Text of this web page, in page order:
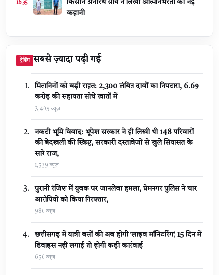
16:35
किसान अनारथ साय ने लिखी आत्मनिर्भरता की नई
कहानी
ट्रेंडिंग सबसे ज़्यादा पढ़ी गई
मितानिनों को बड़ी राहत: 2,300 लंबित दावों का निपटारा, ₹6.69
करोड़ की सहायता सीधे खातों में
3,405 व्यूज़
नकटी भूमि विवाद: भूपेश सरकार ने ही लिखी थी 148 परिवारों
की बेदखली की स्क्रिप्ट, सरकारी दस्तावेजों से खुले सियासत के
सारे राज,
1,539 व्यूज़
पुरानी रंजिश में युवक पर जानलेवा हमला, प्रेमनगर पुलिस ने चार
आरोपियों को किया गिरफ्तार,
980 व्यूज़
छत्तीसगढ़ में यात्री बसों की अब होगी ‘लाइव मॉनिटरिंग’, 15 दिन में
डिवाइस नहीं लगाई तो होगी कड़ी कार्रवाई
656 व्यूज़